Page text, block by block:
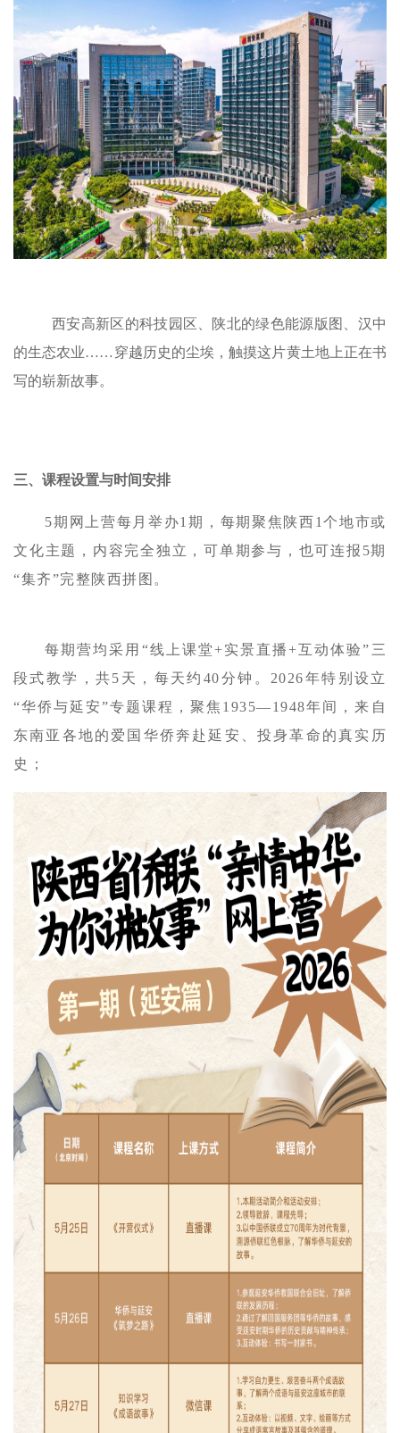
西安高新区的科技园区、陕北的绿色能源版图、汉中
的生态农业……穿越历史的尘埃，触摸这片黄土地上正在书
写的崭新故事。
三、课程设置与时间安排
5期网上营每月举办1期，每期聚焦陕西1个地市或
文化主题，内容完全独立，可单期参与，也可连报5期
“集齐”完整陕西拼图。
每期营均采用“线上课堂+实景直播+互动体验”三
段式教学，共5天，每天约40分钟。2026年特别设立
“华侨与延安”专题课程，聚焦1935—1948年间，来自
东南亚各地的爱国华侨奔赴延安、投身革命的真实历
史；